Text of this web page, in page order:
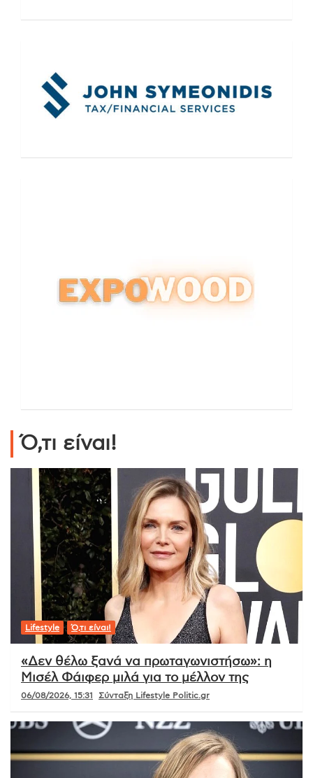
Ό,τι είναι!
Lifestyle Ό,τι είναι!
«Δεν θέλω ξανά να πρωταγωνιστήσω»: η
Μισέλ Φάιφερ μιλά για το μέλλον της
06/08/2026, 15:31 Σύνταξη Lifestyle Politic.gr